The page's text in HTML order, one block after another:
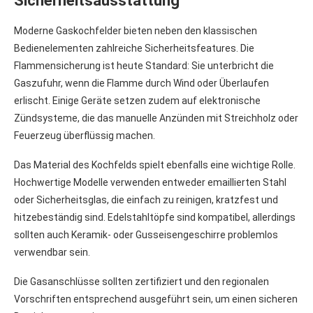
Moderne Gaskochfelder bieten neben den klassischen
Bedienelementen zahlreiche Sicherheitsfeatures. Die
Flammensicherung ist heute Standard: Sie unterbricht die
Gaszufuhr, wenn die Flamme durch Wind oder Überlaufen
erlischt. Einige Geräte setzen zudem auf elektronische
Zündsysteme, die das manuelle Anzünden mit Streichholz oder
Feuerzeug überflüssig machen.
Das Material des Kochfelds spielt ebenfalls eine wichtige Rolle.
Hochwertige Modelle verwenden entweder emaillierten Stahl
oder Sicherheitsglas, die einfach zu reinigen, kratzfest und
hitzebeständig sind. Edelstahltöpfe sind kompatibel, allerdings
sollten auch Keramik- oder Gusseisengeschirre problemlos
verwendbar sein.
Die Gasanschlüsse sollten zertifiziert und den regionalen
Vorschriften entsprechend ausgeführt sein, um einen sicheren